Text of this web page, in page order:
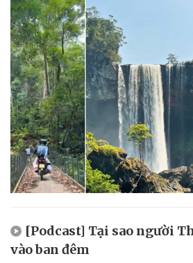
[Podcast] Tại sao người
vào ban đêm